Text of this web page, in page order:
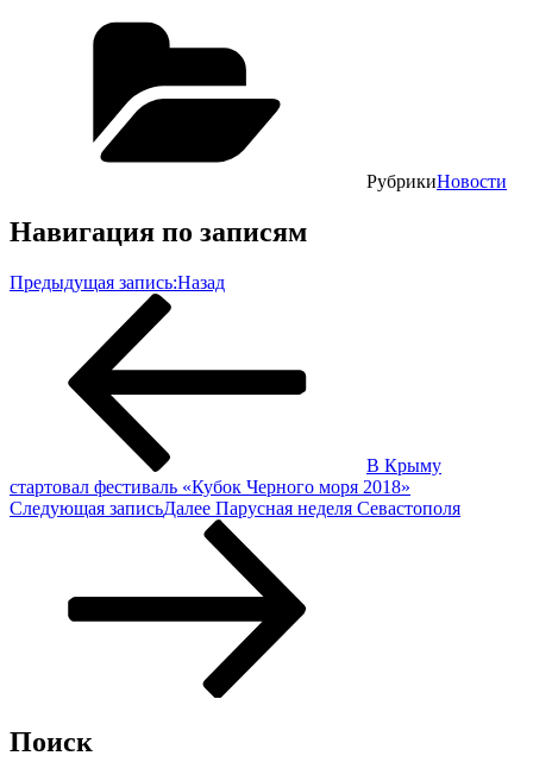
РубрикиНовости
Навигация по записям
Предыдущая запись:Назад
В Крыму
стартовал фестиваль «Кубок Черного моря 2018»
Следующая записьДалее Парусная неделя Севастополя
Поиск